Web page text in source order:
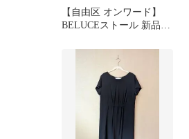
【自由区 オンワード】
BELUCEストール 新品未